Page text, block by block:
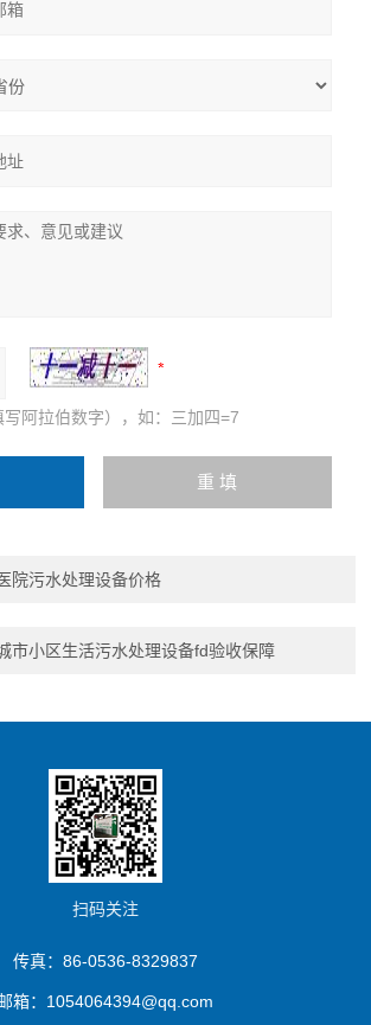
阿拉伯数字），如：三加四=7
院污水处理设备价格
市小区生活污水处理设备fd验收保障
扫码关注
传真：86-0536-8329837
箱：1054064394@qq.com